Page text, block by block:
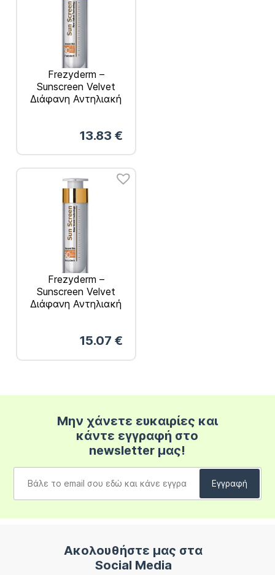
Frezyderm –
Sunscreen Velvet
Διάφανη Αντηλιακή
Αποτέλεσμα 50ml
13.83 €
Frezyderm –
Sunscreen Velvet
Διάφανη Αντηλιακή
Αποτέλεσμα 50ml
15.07 €
Μην χάνετε ευκαιρίες και
κάντε εγγραφή στο
newsletter μας!
Ακολουθήστε μας στα
Social Media